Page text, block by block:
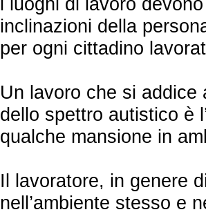
inclinazioni della
per ogni cittadino
Un lavoro che si addice
dello spettro autistico è
qualche mansione in
Il lavoratore, in genere
nell’ambiente stesso e